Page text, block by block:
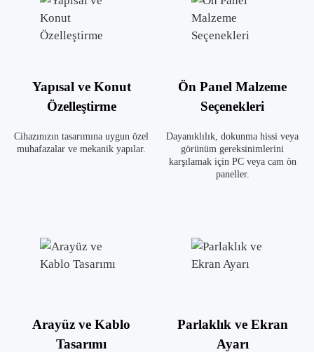
Yapısal ve Konut
Özelleştirme
Cihazınızın tasarımına uygun özel
muhafazalar ve mekanik yapılar.
Ön Panel Malzeme
Seçenekleri
Dayanıklılık, dokunma hissi veya
görünüm gereksinimlerini
karşılamak için PC veya cam ön
paneller.
Arayüz ve Kablo
Tasarımı
Parlaklık ve Ekran
Ayarı